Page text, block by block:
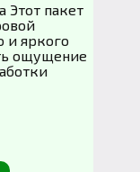
Этот пакет
и яркого
ощущение